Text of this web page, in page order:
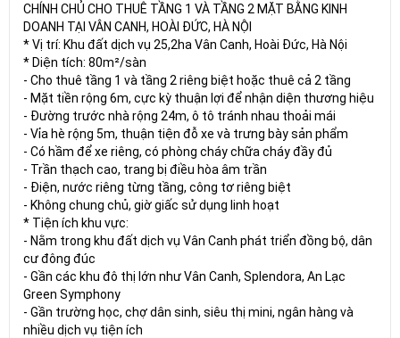
CHÍNH CHỦ CHO THUÊ TẦNG 1 VÀ TẦNG 2 MẶT BẰNG KINH
DOANH TẠI VÂN CANH, HOÀI ĐỨC, HÀ NỘI
* Vị trí: Khu đất dịch vụ 25,2ha Vân Canh, Hoài Đức, Hà Nội
* Diện tích: 80m²/sàn
- Cho thuê tầng 1 và tầng 2 riêng biệt hoặc thuê cả 2 tầng
- Mặt tiền rộng 6m, cực kỳ thuận lợi để nhận diện thương hiệu
- Đường trước nhà rộng 24m, ô tô tránh nhau thoải mái
- Vỉa hè rộng 5m, thuận tiện đỗ xe và trưng bày sản phẩm
- Có hầm để xe riêng, có phòng cháy chữa cháy đầy đủ
- Trần thạch cao, trang bị điều hòa âm trần
- Điện, nước riêng từng tầng, công tơ riêng biệt
- Không chung chủ, giờ giấc sử dụng linh hoạt
* Tiện ích khu vực:
- Nằm trong khu đất dịch vụ Vân Canh phát triển đồng bộ, dân
cư đông đúc
- Gần các khu đô thị lớn như Vân Canh, Splendora, An Lạc
Green Symphony
- Gần trường học, chợ dân sinh, siêu thị mini, ngân hàng và
nhiều dịch vụ tiện ích